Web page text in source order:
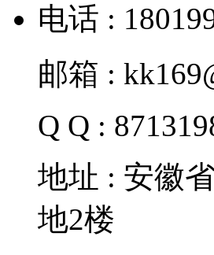
电话 :
邮箱 :
Q Q :
地址 : 安徽
地2楼